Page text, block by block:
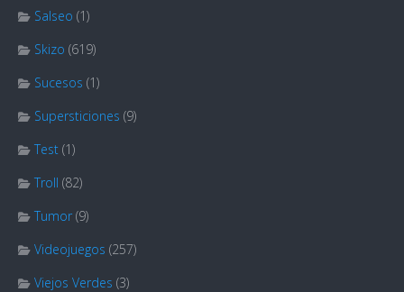
Salseo (1)
Skizo (619)
Sucesos (1)
Supersticiones (9)
Test (1)
Troll (82)
Tumor (9)
Videojuegos (257)
Viejos Verdes (3)